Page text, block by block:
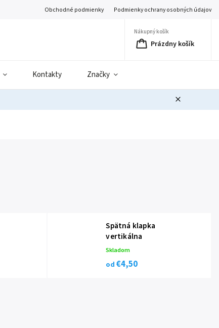
Obchodné podmienky Podmienky ochrany osobných údajov
Nákupný košík
Prázdny košík
Kontakty Značky
Spätná klapka
vertikálna
Skladom
od €4,50